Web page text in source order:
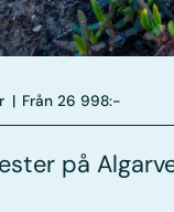
| Från 26 998:-
på